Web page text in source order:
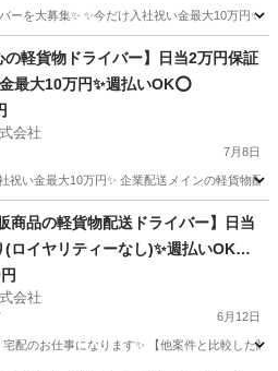
ーを大募集✨ ✨今だけ入社祝い金最大10万円✨
貨物
の軽貨物ドライバー】日当2万円保証
最大10万円✨週払いOK⭕️
会社
7月8日
祝い金最大10万円✨ 企業配送メインの軽貨物配
貨物商品の軽貨物配送ドライバー】日当
(ロイヤリティーなし)✨週払いOK⭕️
れば即稼働可
会社
6月12日
配のお仕事になります✨ 【他案件と比較した